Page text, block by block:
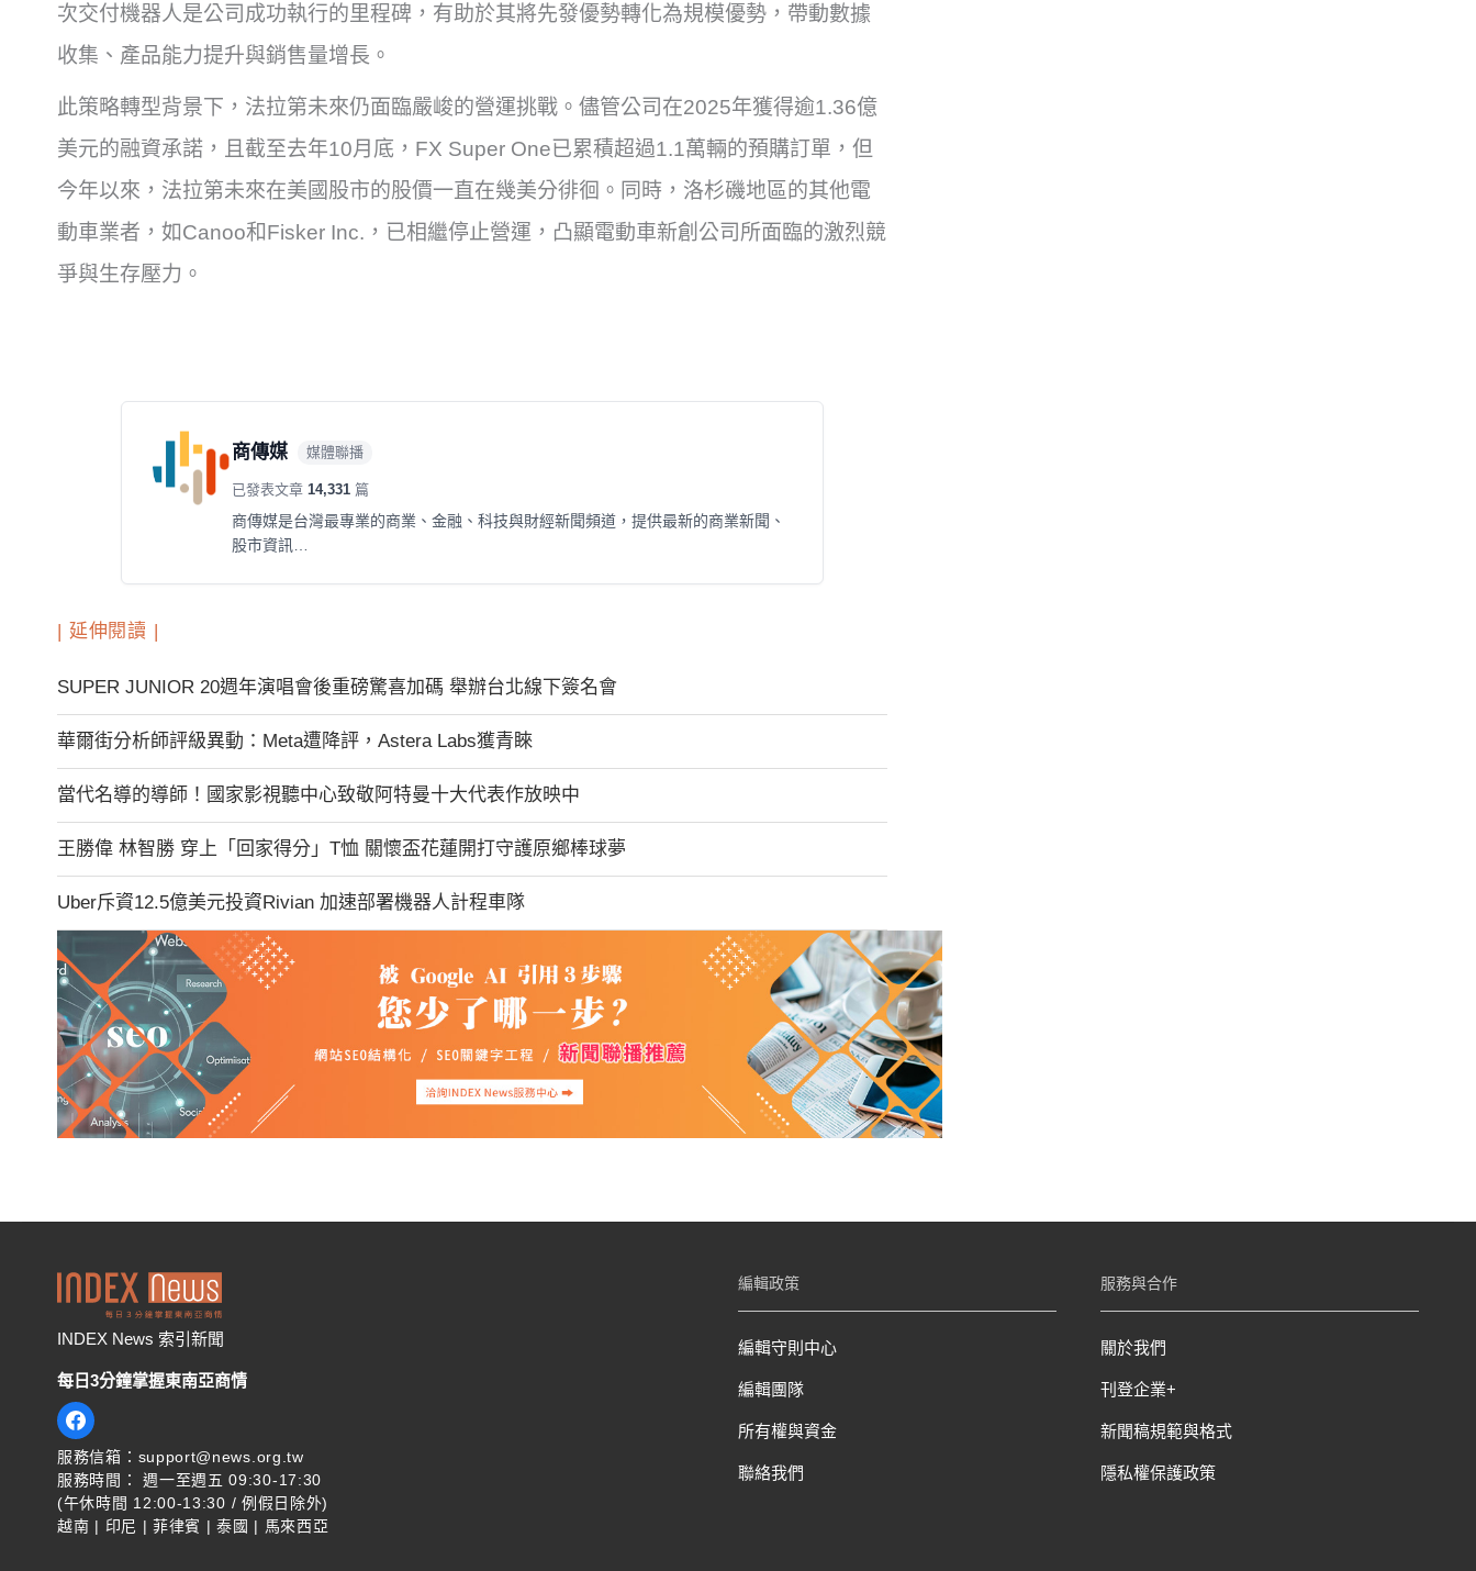
次交付機器人是公司成功執行的里程碑，有助於其將先發優勢轉化為規模優勢，帶動數據
收集、產品能力提升與銷售量增長。
此策略轉型背景下，法拉第未來仍面臨嚴峻的營運挑戰。儘管公司在2025年獲得逾1.36億
美元的融資承諾，且截至去年10月底，FX Super One已累積超過1.1萬輛的預購訂單，但
今年以來，法拉第未來在美國股市的股價一直在幾美分徘徊。同時，洛杉磯地區的其他電
動車業者，如Canoo和Fisker Inc.，已相繼停止營運，凸顯電動車新創公司所面臨的激烈競
爭與生存壓力。
商傳媒 媒體聯播
已發表文章 14,331 篇
商傳媒是台灣最專業的商業、金融、科技與財經新聞頻道，提供最新的商業新聞、
股市資訊…
| 延伸閱讀 |
SUPER JUNIOR 20週年演唱會後重磅驚喜加碼 舉辦台北線下簽名會
華爾街分析師評級異動：Meta遭降評，Astera Labs獲青睞
當代名導的導師！國家影視聽中心致敬阿特曼十大代表作放映中
王勝偉 林智勝 穿上「回家得分」T恤 關懷盃花蓮開打守護原鄉棒球夢
Uber斥資12.5億美元投資Rivian 加速部署機器人計程車隊
INDEX News 索引新聞
每日3分鐘掌握東南亞商情
服務信箱：support@news.org.tw
服務時間： 週一至週五 09:30-17:30
(午休時間 12:00-13:30 / 例假日除外)
越南 | 印尼 | 菲律賓 | 泰國 | 馬來西亞
編輯政策
編輯守則中心
編輯團隊
所有權與資金
聯絡我們
服務與合作
關於我們
刊登企業+
新聞稿規範與格式
隱私權保護政策